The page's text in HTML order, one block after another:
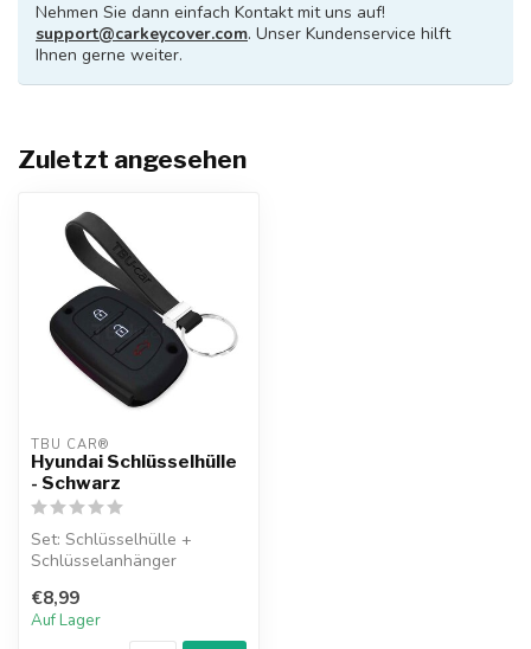
Nehmen Sie dann einfach Kontakt mit uns auf!
support@carkeycover.com. Unser Kundenservice hilft
Ihnen gerne weiter.
Zuletzt angesehen
TBU CAR®
Hyundai Schlüsselhülle
- Schwarz
Set: Schlüsselhülle +
Schlüsselanhänger
€8,99
Auf Lager